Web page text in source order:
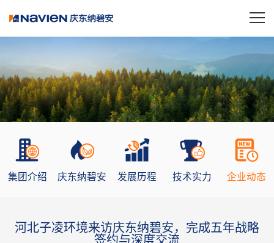
集团介绍 庆东纳碧安 发展历程 技术实力 企业动态
河北子凌环境来访庆东纳碧安，完成五年战略
签约与深度交流